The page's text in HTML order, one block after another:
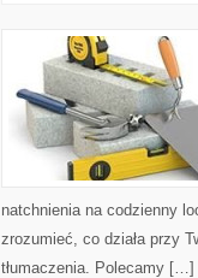
natchnienia na codzienny
zrozumieć, co działa przy
tłumaczenia. Polecamy […]